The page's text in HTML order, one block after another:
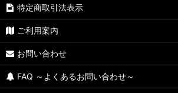
特定商取引法表示
ご利用案内
お問い合わせ
FAQ ～よくあるお問い合わせ～